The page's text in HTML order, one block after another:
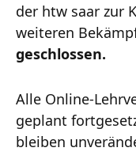
der htw saar zur
weiteren
geschlossen.
Alle Online-
geplant
bleiben